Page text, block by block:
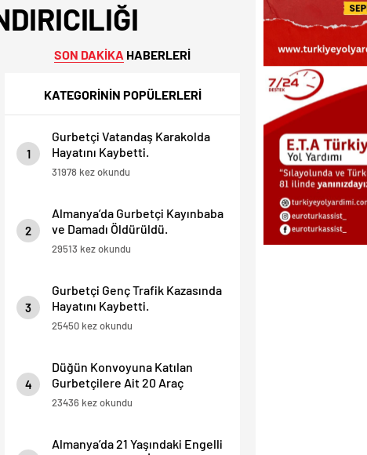
SON DAKİKA HABERLERİ
KATEGORİNİN POPÜLERLERİ
1
Gurbetçi Vatandaş Karakolda
Hayatını Kaybetti.
31978 kez okundu
2
Almanya’da Gurbetçi Kayınbaba
ve Damadı Öldürüldü.
29513 kez okundu
3
Gurbetçi Genç Trafik Kazasında
Hayatını Kaybetti.
25450 kez okundu
4
Düğün Konvoyuna Katılan
Gurbetçilere Ait 20 Araç
Trafikten Men Edildi.
23436 kez okundu
Almanya’da 21 Yaşındaki Engelli